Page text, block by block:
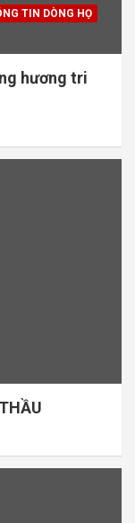
TIN DÒNG HỌ
hương tri